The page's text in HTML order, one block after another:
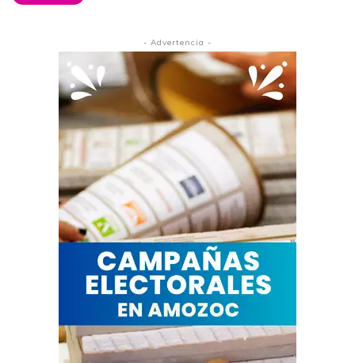
- Advertencia -